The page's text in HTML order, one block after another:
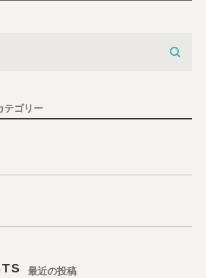
テゴリー
最近の投稿